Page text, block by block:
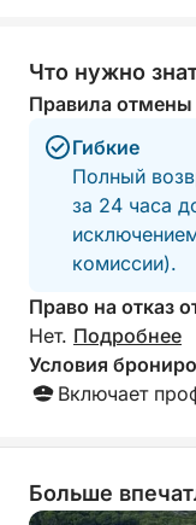
На борту вы
комфорта:
кухню, туалет и
Никакого
Просто
спланированный
Что нужно
Правила отмены
Гибкие
Полный
за 24 часа
комиссии).
Право на отказ
Нет. Подробнее
Условия
Включает
Больше